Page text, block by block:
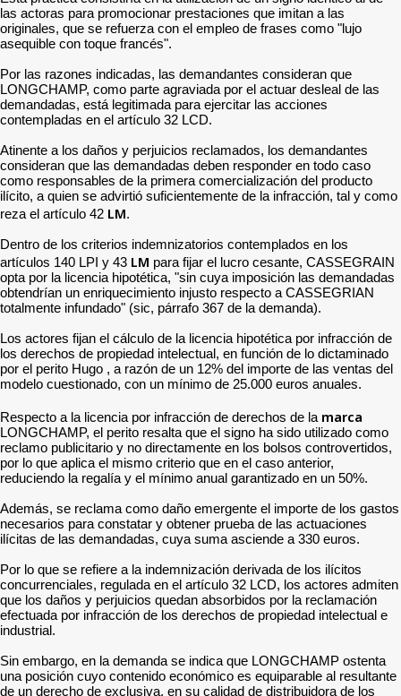
las actoras para promocionar prestaciones que imitan a las
originales, que se refuerza con el empleo de frases como "lujo
asequible con toque francés".
Por las razones indicadas, las demandantes consideran que
LONGCHAMP, como parte agraviada por el actuar desleal de las
demandadas, está legitimada para ejercitar las acciones
contempladas en el artículo 32 LCD.
Atinente a los daños y perjuicios reclamados, los demandantes
consideran que las demandadas deben responder en todo caso
como responsables de la primera comercialización del producto
ilícito, a quien se advirtió suficientemente de la infracción, tal y como
reza el artículo 42 LM.
Dentro de los criterios indemnizatorios contemplados en los
artículos 140 LPI y 43 LM para fijar el lucro cesante, CASSEGRAIN
opta por la licencia hipotética, "sin cuya imposición las demandadas
obtendrían un enriquecimiento injusto respecto a CASSEGRIAN
totalmente infundado" (sic, párrafo 367 de la demanda).
Los actores fijan el cálculo de la licencia hipotética por infracción de
los derechos de propiedad intelectual, en función de lo dictaminado
por el perito Hugo , a razón de un 12% del importe de las ventas del
modelo cuestionado, con un mínimo de 25.000 euros anuales.
Respecto a la licencia por infracción de derechos de la marca
LONGCHAMP, el perito resalta que el signo ha sido utilizado como
reclamo publicitario y no directamente en los bolsos controvertidos,
por lo que aplica el mismo criterio que en el caso anterior,
reduciendo la regalía y el mínimo anual garantizado en un 50%.
Además, se reclama como daño emergente el importe de los gastos
necesarios para constatar y obtener prueba de las actuaciones
ilícitas de las demandadas, cuya suma asciende a 330 euros.
Por lo que se refiere a la indemnización derivada de los ilícitos
concurrenciales, regulada en el artículo 32 LCD, los actores admiten
que los daños y perjuicios quedan absorbidos por la reclamación
efectuada por infracción de los derechos de propiedad intelectual e
industrial.
Sin embargo, en la demanda se indica que LONGCHAMP ostenta
una posición cuyo contenido económico es equiparable al resultante
de un derecho de exclusiva, en su calidad de distribuidora de los